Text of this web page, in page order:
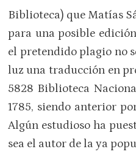
Biblioteca) que Matías
para una posible
el pretendido plagio no
luz una traducción en
5828 Biblioteca
1785, siendo anterior
Algún estudioso ha
sea el autor de la ya